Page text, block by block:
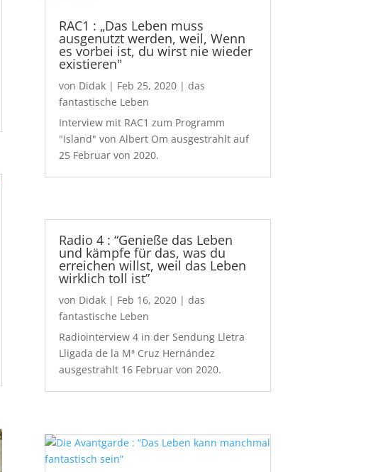
RAC1 : „Das Leben muss
ausgenutzt werden, weil, Wenn
es vorbei ist, du wirst nie wieder
existieren"
von Didak| Feb 25, 2020| das
fantastische Leben
Interview mit RAC1 zum Programm
"Island" von Albert Om ausgestrahlt auf
25 Februar von 2020.
Radio 4 : “Genieße das Leben
und kämpfe für das, was du
erreichen willst, weil das Leben
wirklich toll ist”
von Didak| Feb 16, 2020| das
fantastische Leben
Radiointerview 4 in der Sendung Lletra
Lligada de la Mª Cruz Hernández
ausgestrahlt 16 Februar von 2020.